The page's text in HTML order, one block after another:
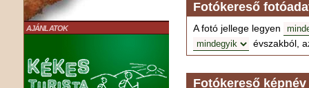
AJÁNLATOK
Fotókereső
A fotó jellege legyen
évszakból,
Fotókereső